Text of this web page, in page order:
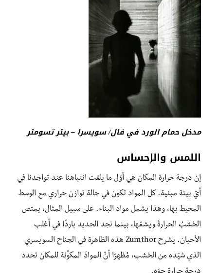
مدخل حمام الورد في فال/ سويسرا – بيتر تسومتر
اللمس والإحساس
إن درجة حرارة المكان هي أوّل ما يلفت انتباهنا عند تواجدنا في
أيّ بيئة مبنية. كل المواد تكون في حالة توازن حراري مع الوسط
المحيط بها، وهذا يشمل مواد البناء. على سبيل المثال، يمتص
الخشبُ الحرارةَ ويشعّها، بينما نجد الحديد باردًا في أغلب
الأحيان. يشرح Zumthor هذه الظاهرة في الجناح السويسري
الذي شيّده من الخشب، مُظهرًا أنّ الموادَ المكوِّنة للمكان تحدد